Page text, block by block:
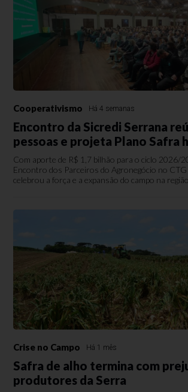
Cooperativismo Há 4 semanas
Encontro da Sicredi Serrana
pessoas e projeta Plano Safra
Com aporte de R$ 1,7 bilhão para o ciclo 2026/
Encontro dos Parceiros do Agronegócio no CTG
celebrou a força e a expansão do campo na região
Crise no Campo Há 1 mês
Safra de alho termina com
produtores da Serra